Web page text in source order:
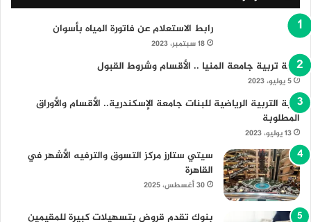
رابط الاستعلام عن فاتورة المياه بأسوان
18 سبتمبر، 2023
كلية تربية جامعة المنيا .. الأقسام وشروط القبول
5 يوليو، 2023
كلية التربية الرياضية للبنات جامعة الإسكندرية.. الأقسام والأوراق
المطلوبة
13 يوليو، 2023
سيتي ستارز مركز التسوق والترفيه الأشهر في
القاهرة
30 أغسطس، 2025
بنوك تقدم قروض بتسهيلات كبيرة للمقيمين